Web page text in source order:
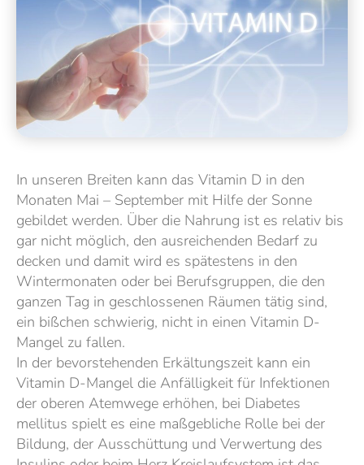
In unseren Breiten kann das Vitamin D in den
Monaten Mai – September mit Hilfe der Sonne
gebildet werden. Über die Nahrung ist es relativ bis
gar nicht möglich, den ausreichenden Bedarf zu
decken und damit wird es spätestens in den
Wintermonaten oder bei Berufsgruppen, die den
ganzen Tag in geschlossenen Räumen tätig sind,
ein bißchen schwierig, nicht in einen Vitamin D-
Mangel zu fallen.
In der bevorstehenden Erkältungszeit kann ein
Vitamin D-Mangel die Anfälligkeit für Infektionen
der oberen Atemwege erhöhen, bei Diabetes
mellitus spielt es eine maßgebliche Rolle bei der
Bildung, der Ausschüttung und Verwertung des